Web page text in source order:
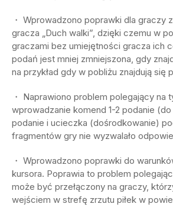
・ Wprowadzono poprawki dla graczy
gracza „Duch walki”, dzięki czemu w
graczami bez umiejętności gracza ich
podań jest mniej zmniejszona, gdy
na przykład gdy w pobliżu znajdują się
・ Naprawiono problem polegający na
wprowadzanie komend 1-2 podanie
podanie i ucieczka (dośrodkowanie)
fragmentów gry nie wyzwalało
・ Wprowadzono poprawki do
kursora. Poprawia to problem
może być przełączony na graczy,
wejściem w strefę zrzutu piłek w